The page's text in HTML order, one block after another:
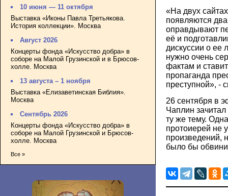
10 июня — 11 октября
Выставка «Иконы Павла Третьякова.
История коллекции». Москва
Август 2026
Концерты фонда «Искусство добра» в
соборе на Малой Грузинской и в Брюсов-
холле. Москва
13 августа – 1 ноября
Выставка «Елизаветинская Библия».
Москва
Сентябрь 2026
Концерты фонда «Искусство добра» в
соборе на Малой Грузинской и Брюсов-
холле. Москва
Все »
«На двух
появляются
оправдывают
её и
дискуссии о ее
нужно очень
фактам и
пропаганда
преступной», -
26 сентября в
Чаплин
ту же тему.
протоиерей не
произведений,
было бы